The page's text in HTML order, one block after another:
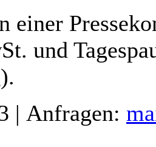
einer
und
| Anfragen: